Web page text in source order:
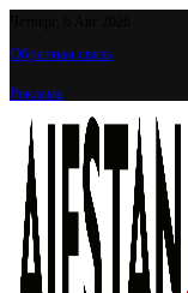
Обратная связь
Реклама